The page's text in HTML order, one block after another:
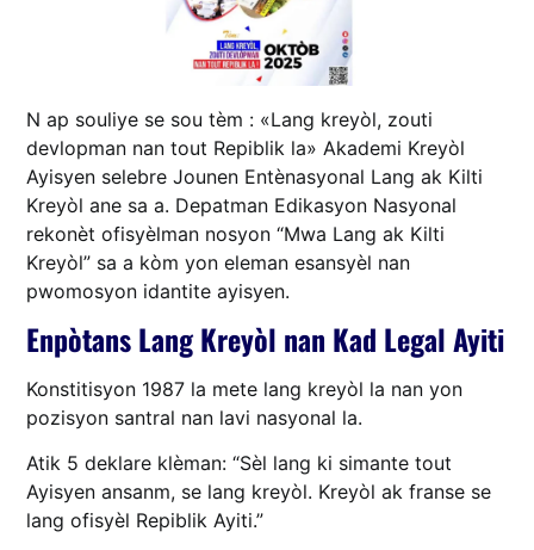
N ap souliye se sou tèm : «Lang kreyòl, zouti
devlopman nan tout Repiblik la» Akademi Kreyòl
Ayisyen selebre Jounen Entènasyonal Lang ak Kilti
Kreyòl ane sa a. Depatman Edikasyon Nasyonal
rekonèt ofisyèlman nosyon “Mwa Lang ak Kilti
Kreyòl” sa a kòm yon eleman esansyèl nan
pwomosyon idantite ayisyen.
Enpòtans Lang Kreyòl nan Kad Legal Ayiti
Konstitisyon 1987 la mete lang kreyòl la nan yon
pozisyon santral nan lavi nasyonal la.
Atik 5 deklare klèman: “Sèl lang ki simante tout
Ayisyen ansanm, se lang kreyòl. Kreyòl ak franse se
lang ofisyèl Repiblik Ayiti.”